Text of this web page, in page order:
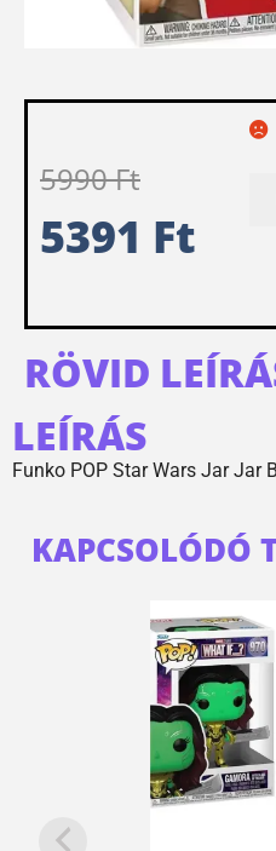
5990Ft
5391 Ft
RÖVID
LEÍRÁS
Funko POP Star Wars Jar Jar
KAPCSOLÓDÓ